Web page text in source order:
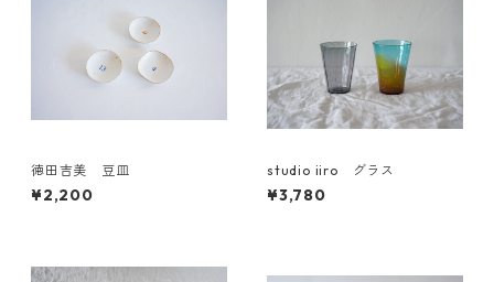
徳田吉美 豆皿
¥2,200
studio iiro グラス
¥3,780